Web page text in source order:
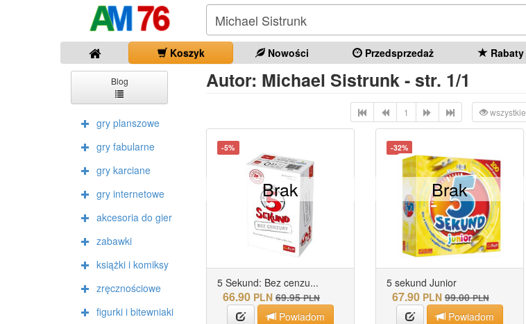
Koszyk Nowości Przedsprzedaż Rabaty
Blog
gry planszowe
gry fabularne
gry karciane
gry internetowe
akcesoria do gier
zabawki
książki i komiksy
zręcznościowe
figurki i bitewniaki
Autor: Michael Sistrunk - str. 1/1
1 wszystkie
-5%
5 Sekund: Bez cenzu...
66.90 PLN 69.95 PLN
Powiadom
Brak
-32%
5 sekund Junior
67.90 PLN 99.00 PLN
Powiadom
Brak